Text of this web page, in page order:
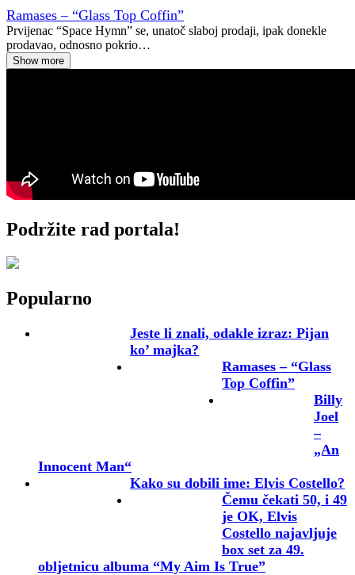
Ramases – “Glass Top Coffin”
Prvijenac “Space Hymn” se, unatoč slaboj prodaji, ipak donekle
prodavao, odnosno pokrio…
Show more
Podržite rad portala!
Popularno
Jeste li znali, odakle izraz: Pijan
ko’ majka?
Ramases – “Glass
Top Coffin”
Billy
Joel
–
„An
Innocent Man“
Kako su dobili ime: Elvis Costello?
Čemu čekati 50, i 49
je OK, Elvis
Costello najavljuje
box set za 49.
obljetnicu albuma “My Aim Is True”